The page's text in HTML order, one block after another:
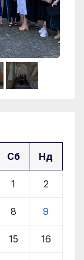
Сб Нд
1 2
8 9
15 16